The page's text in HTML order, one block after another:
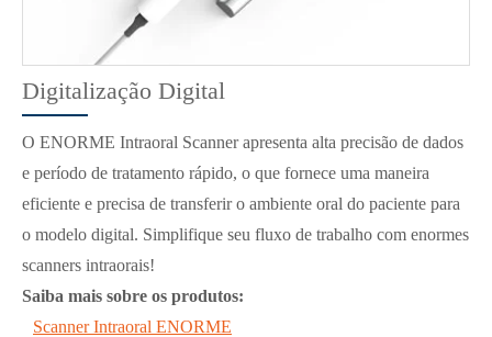
Digitalização Digital
O ENORME Intraoral Scanner apresenta alta precisão de dados
e período de tratamento rápido, o que fornece uma maneira
eficiente e precisa de transferir o ambiente oral do paciente para
o modelo digital. Simplifique seu fluxo de trabalho com enormes
scanners intraorais!
Saiba mais sobre os produtos:
Scanner Intraoral ENORME